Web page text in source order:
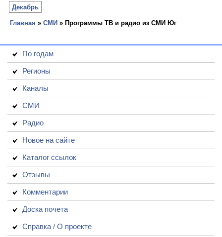
Декабрь
Главная » СМИ » Программы ТВ и радио из СМИ Юг
По годам
Регионы
Каналы
СМИ
Радио
Новое на сайте
Каталог ссылок
Отзывы
Комментарии
Доска почета
Справка / О проекте